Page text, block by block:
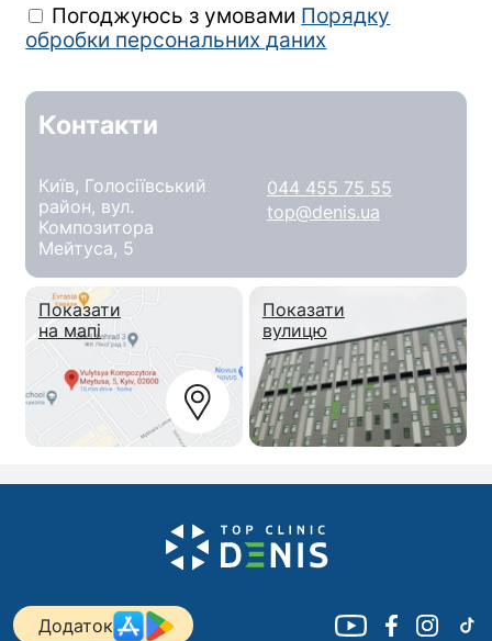
Погоджуюсь з умовами Порядку
обробки персональних даних
Контакти
Київ, Голосіївський
район, вул.
Композитора
Мейтуса, 5
044 455 75 55
top@denis.ua
Показати
на мапі
Показати
вулицю
Додаток